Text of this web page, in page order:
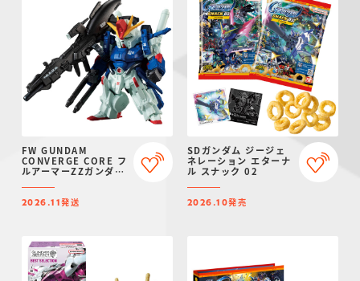
FW GUNDAM
CONVERGE CORE フ
ルアーマーZZガンダム
限定】
2026.11発送
SDガンダム ジージェ
ネレーション エターナ
ル スナック 02
2026.10発売